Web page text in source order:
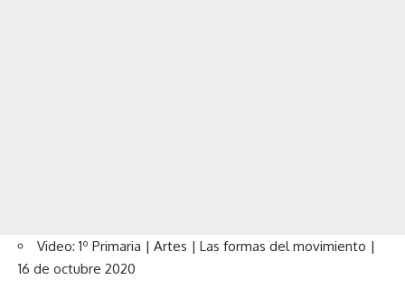
Video: 1º Primaria | Artes | Las formas del movimiento |
16 de octubre 2020